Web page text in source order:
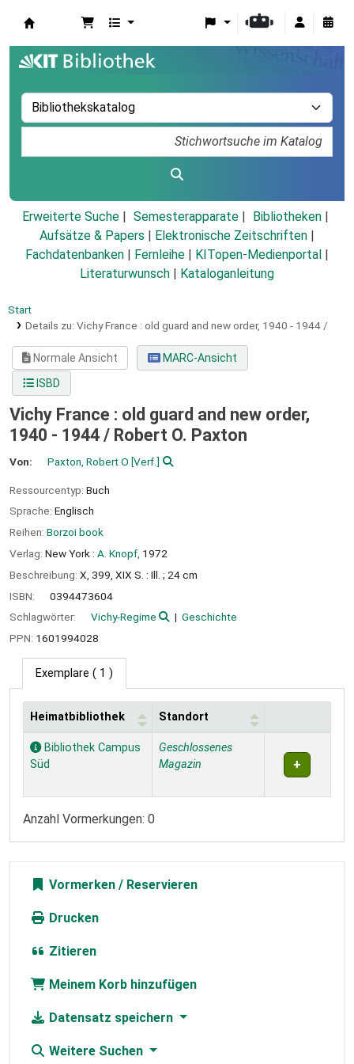
Erweiterte Suche Semesterapparate
Bibliotheken
Aufsätze & Papers
Elektronische Zeitschriften
Fachdatenbanken
Fernleihe KITopen-Medienportal
Literaturwunsch
Kataloganleitung
Start
Details zu: Vichy France : old guard and new order, 1940 - 1944 /
Normale Ansicht
MARC-Ansicht
ISBD
Vichy France : old guard and new order,
1940 - 1944 / Robert O. Paxton
Von: Paxton, Robert O [Verf.]
Ressourcentyp: Buch
Sprache: Englisch
Reihen: Borzoi book
Verlag: New York : A. Knopf, 1972
Beschreibung: X, 399, XIX S. : Ill. ; 24 cm
ISBN:
0394473604
Schlagwörter:
Vichy-Regime
Geschichte
PPN: 1601994028
Exemplare ( 1 )
Exemplare
Heimatbibliothek Standort
Bibliothek Campus
Süd
Geschlossenes
Magazin
Anzahl Vormerkungen: 0
Vormerken
Drucken
Zitieren
Meinem Korb hinzufügen
Datensatz speichern
Weitere Suchen